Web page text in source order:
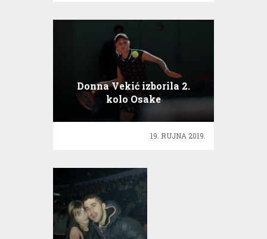
Donna Vekić izborila 2.
kolo Osake
19. RUJNA 2019.